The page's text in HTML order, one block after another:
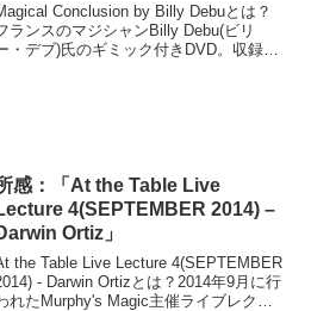
Conclusion by Billy Debuとは？
ランスのマジシャンBilly Debu(ビリ
・デブ)氏のギミック付きDVD。収録さ
感：「At the Table Live
4(SEPTEMBER 2014) –
Ortiz」
the Table Live Lecture 4(SEPTEMBER
- Darwin Ortizとは？2014年9月に行
れたMurphy's Magic主催ライブレクチ